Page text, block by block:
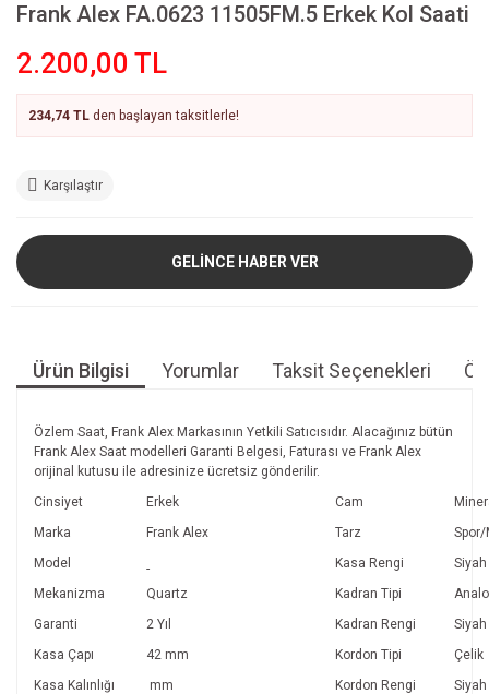
Frank Alex FA.0623 11505FM.5 Erkek Kol Saati
2.200,00 TL
234,74 TL den başlayan taksitlerle!
Karşılaştır
GELİNCE HABER VER
Ürün Bilgisi Yorumlar Taksit Seçenekleri
Özlem Saat, Frank Alex Markasının Yetkili Satıcısıdır. Alacağınız bütün
Frank Alex Saat modelleri Garanti Belgesi, Faturası ve Frank Alex
orijinal kutusu ile adresinize ücretsiz gönderilir.
Cinsiyet
Erkek Cam
Marka
Frank Alex Tarz
Model
- Kasa Rengi
Siyah
Mekanizma
Quartz Kadran Tipi
Garanti
2 Yıl Kadran Rengi
Siyah
Kasa Çapı
42 mm Kordon Tipi
Çelik
Kasa Kalınlığı
mm Kordon Rengi
Siyah